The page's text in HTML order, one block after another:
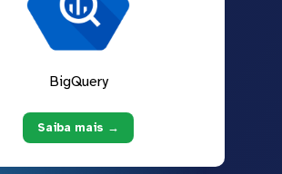
BigQuery
Saiba mais →